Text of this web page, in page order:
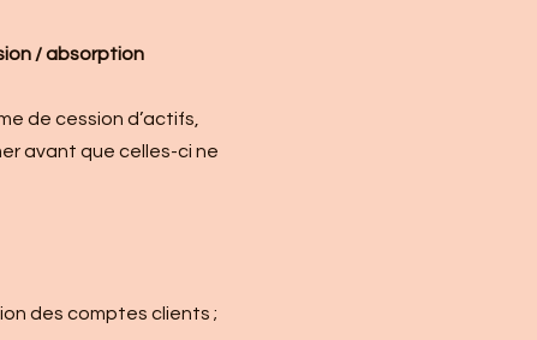
/ absorption
de cession d’actifs,
avant que celles-ci ne
des comptes clients ;